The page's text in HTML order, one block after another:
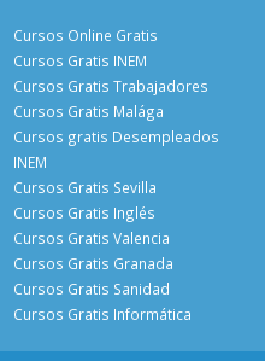
Cursos Online Gratis
Cursos Gratis INEM
Cursos Gratis Trabajadores
Cursos Gratis Malága
Cursos gratis Desempleados
INEM
Cursos Gratis Sevilla
Cursos Gratis Inglés
Cursos Gratis Valencia
Cursos Gratis Granada
Cursos Gratis Sanidad
Cursos Gratis Informática